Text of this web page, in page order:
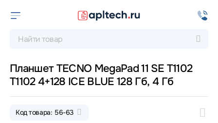
Планшет TECNO MegaPad 11 SE T1102
T1102 4+128 ICE BLUE 128 Гб, 4 Гб
Код товара: 56-63